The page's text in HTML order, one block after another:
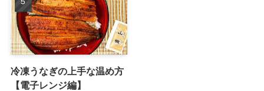
冷凍うなぎの上手な温め方
【電子レンジ編】